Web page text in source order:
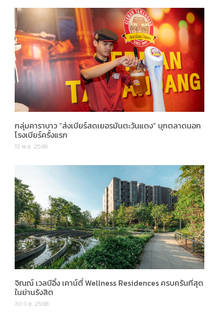
กลุ่มคาราบาว “ส่งเบียร์สดเยอรมันตะวันแดง” บุกตลาดนอก
โรงเบียร์ครั้งแรก
13 พ.ย. 2568
จิณณ์ เวลบีอิ้ง เคาน์ตี้ Wellness Residences ครบครันที่สุด
ในย่านรังสิต
30 ก.ย. 2568